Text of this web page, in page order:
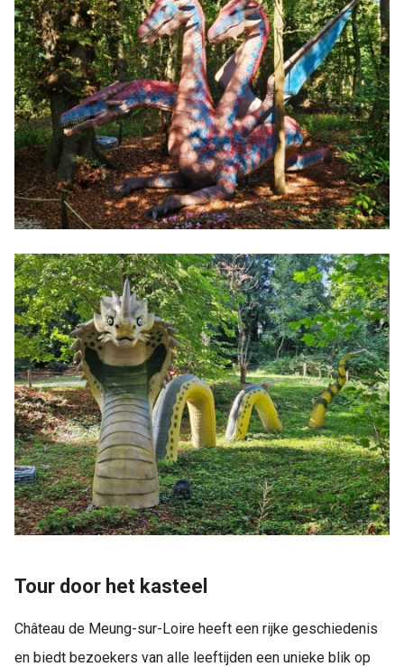
Tour door het kasteel
Château de Meung-sur-Loire heeft een rijke geschiedenis
en biedt bezoekers van alle leeftijden een unieke blik op